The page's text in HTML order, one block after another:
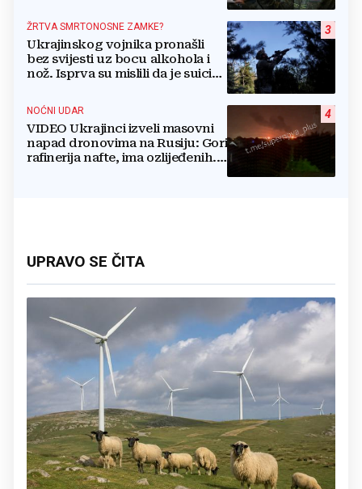
3
ŽRTVA SMRTONOSNE ZAMKE?
Ukrajinskog vojnika pronašli
bez svijesti uz bocu alkohola i
nož. Isprva su mislili da je suicid,
4
NOĆNI UDAR
VIDEO Ukrajinci izveli masovni
napad dronovima na Rusiju: Gori
rafinerija nafte, ima ozlijeđenih.
UPRAVO SE ČITA